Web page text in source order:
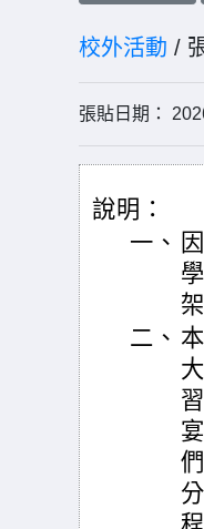
校外活動 /
張貼日期：
說明：
一、
二、